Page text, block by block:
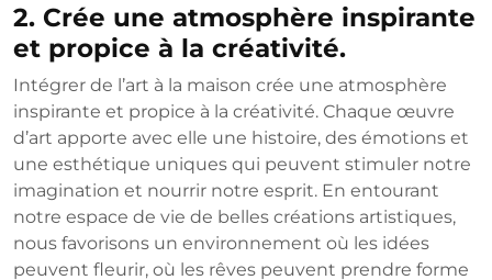
2. Crée une atmosphère inspirante
et propice à la créativité.
Intégrer de l’art à la maison crée une atmosphère
inspirante et propice à la créativité. Chaque œuvre
d’art apporte avec elle une histoire, des émotions et
une esthétique uniques qui peuvent stimuler notre
imagination et nourrir notre esprit. En entourant
notre espace de vie de belles créations artistiques,
nous favorisons un environnement où les idées
peuvent fleurir, où les rêves peuvent prendre forme